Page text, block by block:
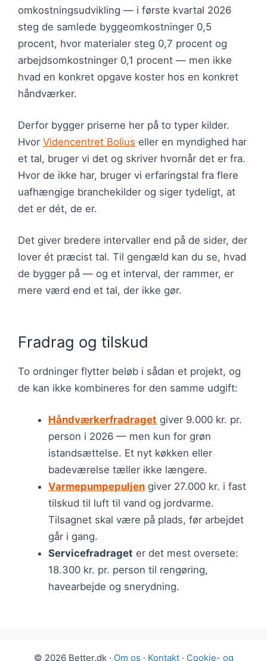
omkostningsudvikling — i første kvartal 2026
steg de samlede byggeomkostninger 0,5
procent, hvor materialer steg 0,7 procent og
arbejdsomkostninger 0,1 procent — men ikke
hvad en konkret opgave koster hos en konkret
håndværker.
Derfor bygger priserne her på to typer kilder.
Hvor Videncentret Bolius eller en myndighed har
et tal, bruger vi det og skriver hvornår det er fra.
Hvor de ikke har, bruger vi erfaringstal fra flere
uafhængige branchekilder og siger tydeligt, at
det er dét, de er.
Det giver bredere intervaller end på de sider, der
lover ét præcist tal. Til gengæld kan du se, hvad
de bygger på — og et interval, der rammer, er
mere værd end et tal, der ikke gør.
Fradrag og tilskud
To ordninger flytter beløb i sådan et projekt, og
de kan ikke kombineres for den samme udgift:
Håndværkerfradraget giver 9.000 kr. pr.
person i 2026 — men kun for grøn
istandsættelse. Et nyt køkken eller
badeværelse tæller ikke længere.
Varmepumpepuljen giver 27.000 kr. i fast
tilskud til luft til vand og jordvarme.
Tilsagnet skal være på plads, før arbejdet
går i gang.
Servicefradraget er det mest oversete:
18.300 kr. pr. person til rengøring,
havearbejde og snerydning.
© 2026 Better.dk · Om os · Kontakt· Cookie- og